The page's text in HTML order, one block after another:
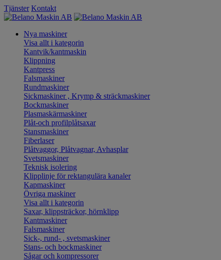
Tjänster Kontakt
Nya maskiner
Visa allt i kategorin
Kantvik/kantmaskin
Klippning
Kantpress
Falsmaskiner
Rundmaskiner
Sickmaskiner , Krymp & sträckmaskiner
Bockmaskiner
Plasmaskärmaskiner
Plåt-och profilplåtsaxar
Stansmaskiner
Fiberlaser
Plåtvaggor, Plåtvagnar, Avhasplar
Svetsmaskiner
Teknisk isolering
Klipplinje för rektangulära kanaler
Kapmaskiner
Övriga maskiner
Visa allt i kategorin
Saxar, klippsträckor, hörnklipp
Kantmaskiner
Falsmaskiner
Sick-, rund- , svetsmaskiner
Stans- och bockmaskiner
Sågar och kompressorer